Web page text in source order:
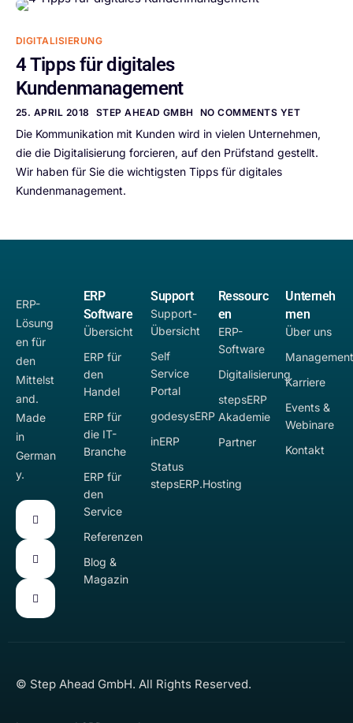
DIGITALISIERUNG
4 Tipps für digitales
Kundenmanagement
25. APRIL 2018 STEP AHEAD GMBH NO COMMENTS YET
Die Kommunikation mit Kunden wird in vielen Unternehmen,
die die Digitalisierung forcieren, auf den Prüfstand gestellt.
Wir haben für Sie die wichtigsten Tipps für digitales
Kundenmanagement.
ERP-
Lösung
en für
den
Mittelst
and.
Made
in
German
y.
ERP
Software
Übersicht
ERP für
den
Handel
ERP für
die IT-
Branche
ERP für
den
Service
Referenzen
Blog &
Magazin
Support
Support-
Übersicht
Self
Service
Portal
godesysERP
inERP
Status
stepsERP.Hosting
Ressourc
en
ERP-
Software
Digitalisierung
stepsERP
Akademie
Partner
Unterneh
men
Über uns
Karriere
Events &
Webinare
Kontakt
© Step Ahead GmbH. All Rights Reserved.